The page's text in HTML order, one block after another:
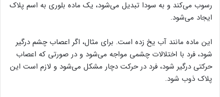
رسوب می‌کند و به سودا تبدیل می‌شود، یک ماده بلوری به اسم پلاک
ایجاد می‌شود.
این ماده مانند آب یخ زده است. برای مثال، اگر اعصاب چشم درگیر
شود، فرد با اختلالات چشمی مواجه می‌شود و در صورتی که اعصاب
حرکتی درگیر شود، فرد در حرکت دچار مشکل می‌شود و لازم است این
پلاک ذوب شود.